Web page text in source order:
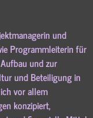
und
Programmleiterin für
und zur
und Beteiligung in
vor allem
konzipiert,